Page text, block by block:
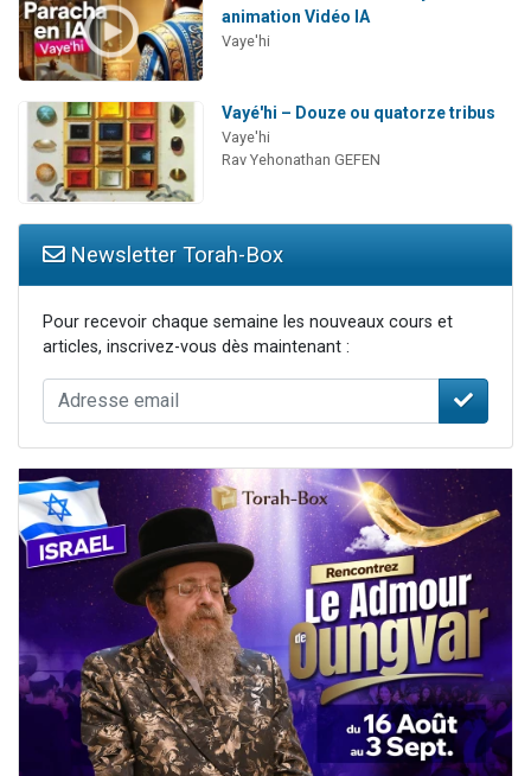
animation Vidéo IA
Vaye'hi
Vayé'hi – Douze ou quatorze tribus
Vaye'hi
Rav Yehonathan GEFEN
Newsletter Torah-Box
Pour recevoir chaque semaine les nouveaux cours et
articles, inscrivez-vous dès maintenant :